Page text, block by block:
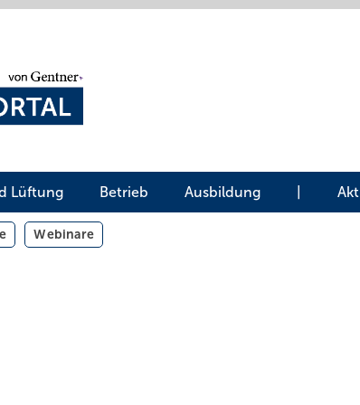
Lüftung Betrieb Ausbildung
Webinare